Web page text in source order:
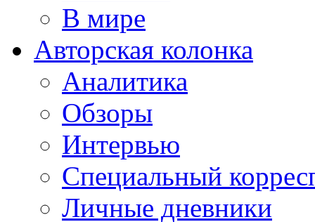
В мире
Авторская колонка
Аналитика
Обзоры
Интервью
Специальный
Личные дневники